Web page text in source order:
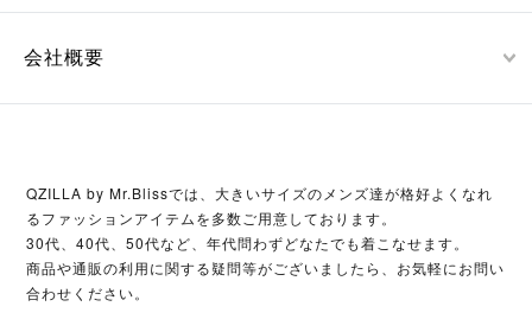
会社概要
QZILLA by Mr.Blissでは、大きいサイズのメンズ達が格好よくなれ
るファッションアイテムを多数ご用意しております。
30代、40代、50代など、年代問わずどなたでも着こなせます。
商品や通販の利用に関する疑問等がございましたら、お気軽にお問い
合わせください。